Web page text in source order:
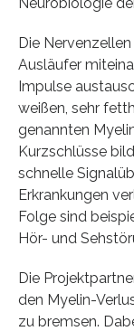
Die
Ausläufer
Impulse
weißen, sehr
genannten
Kurzschlüsse
schnelle
Erkrankungen
Folge sind
Hör- und
Die
den Myelin-
zu bremsen.